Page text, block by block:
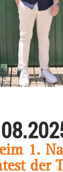
1.
der